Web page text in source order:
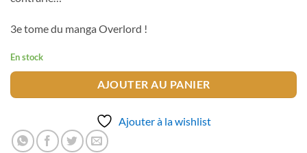
3e tome du manga Overlord !
En stock
AJOUTER AU PANIER
Ajouter à la wishlist